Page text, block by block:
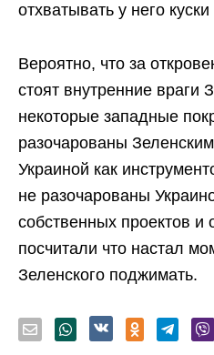
отхватывать у него
Вероятно, что за
стоят внутренние враги
некоторые западные
разочарованы
Украиной как
не разочарованы
собственных проектов
посчитали что настал
Зеленского поджимать.